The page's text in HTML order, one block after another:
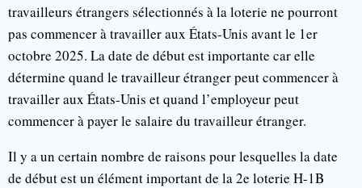
travailleurs étrangers sélectionnés à la loterie ne pourront
pas commencer à travailler aux États-Unis avant le 1er
octobre 2025. La date de début est importante car elle
détermine quand le travailleur étranger peut commencer à
travailler aux États-Unis et quand l’employeur peut
commencer à payer le salaire du travailleur étranger.
Il y a un certain nombre de raisons pour lesquelles la date
de début est un élément important de la 2e loterie H-1B